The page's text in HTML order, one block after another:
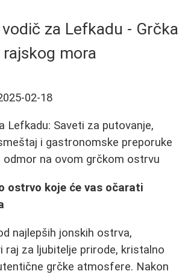
za Lefkadu - Grčka
rajskog mora
02-18
Lefkadu: Saveti za putovanje,
i gastronomske preporuke
odmor na ovom grčkom ostrvu
ostrvo koje će vas očarati
najlepših jonskih ostrva,
raj za ljubitelje prirode, kristalno
grčke atmosfere. Nakon